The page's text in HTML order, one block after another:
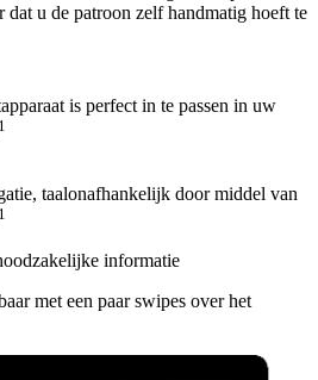
dat u de patroon zelf handmatig hoeft te
is perfect in te passen in uw
1
taalonafhankelijk door middel van
1
informatie
met een paar swipes over het